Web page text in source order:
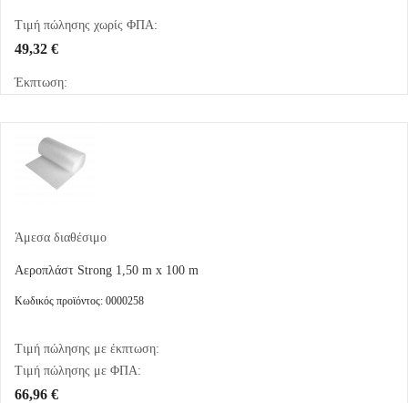
Τιμή πώλησης χωρίς ΦΠΑ:
49,32 €
Έκπτωση:
Άμεσα διαθέσιμο
Αεροπλάστ Strong 1,50 m x 100 m
Κωδικός προϊόντος: 0000258
Τιμή πώλησης με έκπτωση:
Τιμή πώλησης με ΦΠΑ:
66,96 €